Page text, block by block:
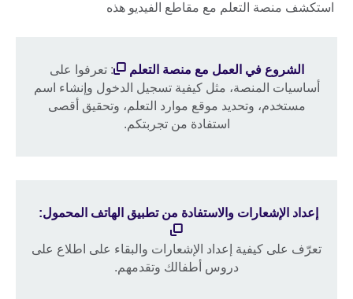
استكشف منصة التعلم مع مقاطع الفيديو هذه
الشروع في العمل مع منصة التعلم
: تعرفوا على
أساسيات المنصة، مثل كيفية تسجيل الدخول وإنشاء اسم
مستخدم، وتحديد موقع موارد التعلم، وتحقيق أقصى
استفادة من تجربتكم.
إعداد الإشعارات والاستفادة من تطبيق الهاتف المحمول:
تعرّف على كيفية إعداد الإشعارات والبقاء على اطلاع على
دروس أطفالك وتقدمهم.